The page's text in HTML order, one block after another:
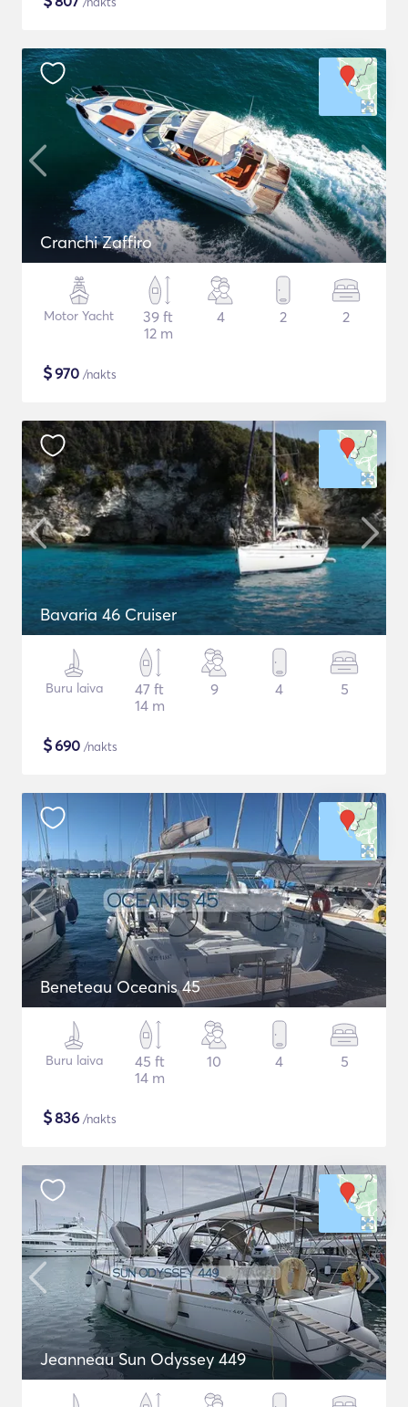
Cranchi Zaffiro
Motor Yacht
39 ft
12 m
4 2 2
$970 /nakts
Bavaria 46 Cruiser
Buru laiva
47 ft
14 m
9 4 5
$690 /nakts
Beneteau Oceanis 45
Buru laiva
45 ft
14 m
10 4 5
$836 /nakts
Jeanneau Sun Odyssey 449